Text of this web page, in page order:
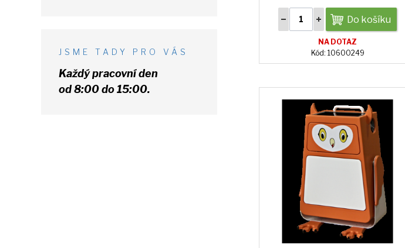
Do košíku
NA DOTAZ
Kód: 10600249
JSME TADY PRO VÁS
Každý pracovní den
od 8:00 do 15:00.